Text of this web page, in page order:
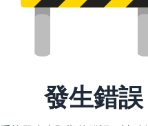
發生錯誤